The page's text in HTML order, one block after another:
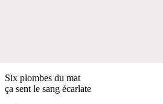
Six plombes du mat
ça sent le sang écarlate